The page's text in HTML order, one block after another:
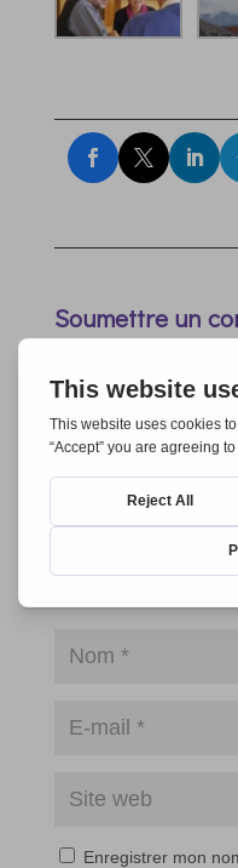
Soumettre un
obligatoires sont
Enregistrer mon